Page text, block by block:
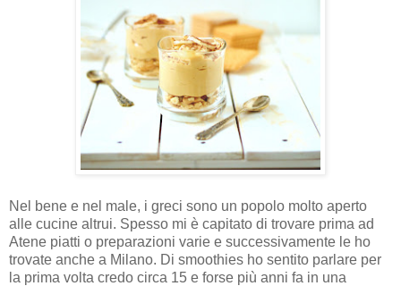
Nel bene e nel male, i greci sono un popolo molto aperto
alle cucine altrui. Spesso mi è capitato di trovare prima ad
Atene piatti o preparazioni varie e successivamente le ho
trovate anche a Milano. Di smoothies ho sentito parlare per
la prima volta credo circa 15 e forse più anni fa in una